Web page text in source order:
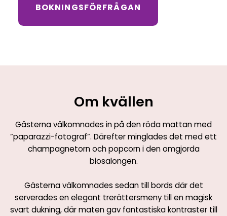
BOKNINGSFÖRFRÅGAN
Om kvällen
Gästerna välkomnades in på den röda mattan med
”paparazzi-fotograf”. Därefter minglades det med ett
champagnetorn och popcorn i den omgjorda
biosalongen.
Gästerna välkomnades sedan till bords där det
serverades en elegant trerättersmeny till en magisk
svart dukning, där maten gav fantastiska kontraster till